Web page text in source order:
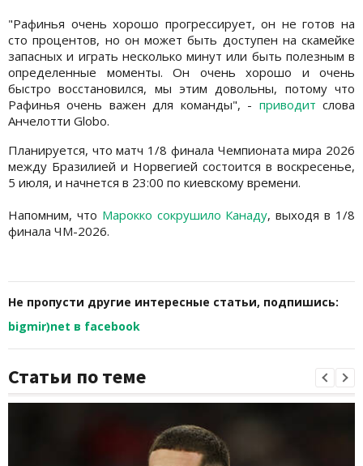
"Рафинья очень хорошо прогрессирует, он не готов на
сто процентов, но он может быть доступен на скамейке
запасных и играть несколько минут или быть полезным в
определенные моменты. Он очень хорошо и очень
быстро восстановился, мы этим довольны, потому что
Рафинья очень важен для команды", - приводитслова
Анчелотти Globo.
Планируется, что матч 1/8 финала Чемпионата мира 2026
между Бразилией и Норвегией состоится в воскресенье,
5 июля, и начнется в 23:00 по киевскому времени.
Напомним, что Марокко сокрушило Канаду, выходя в 1/8
финала ЧМ-2026.
Не пропусти другие интересные статьи, подпишись:
bigmir)net в facebook
Статьи по теме